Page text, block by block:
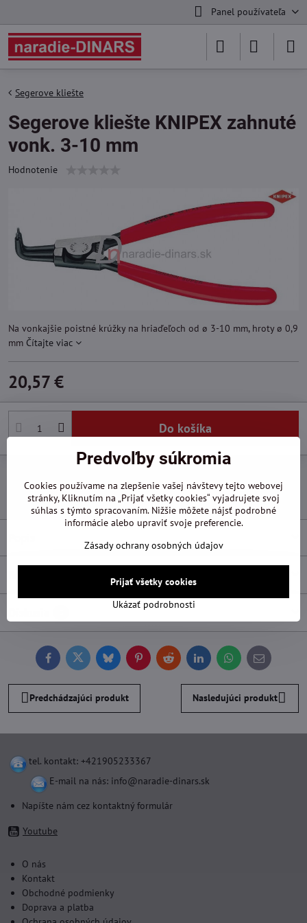
Panel používateľa
Segerove kliešte
Segerove kliešte KNIPEX zahnuté
vonk. 3-10 mm
Hodnotenie
Na vonkajšie poistné krúžky na hriaďeľoch od ø 3-10 mm, hroty ø 0,9
mm Čítajte viac
20,57 €
Do košíka
Výrobca:Knipex
FacebookTwitterBlueskyPinterestReddit LinkedInWhatsApp
E-
mail
Predchádzajúci produkt Nasledujúci produkt
tel. kontakt: +421905233367
E-mail na nás: info@naradie-dinars.sk
Napíšte nám cez kontaktný formulár
Youtube
O nás
Kontakt
Obchodné podmienky
Doprava a platba
Predvoľby súkromia
Cookies používame na zlepšenie vašej návštevy tejto webovej
stránky, Kliknutím na „Prijať všetky cookies“ vyjadrujete svoj
súhlas s týmto spracovaním. Nižšie môžete nájsť podrobné
informácie alebo upraviť svoje preferencie.
Zásady ochrany osobných údajov
Ukázať podrobnosti
Prijať všetky cookies